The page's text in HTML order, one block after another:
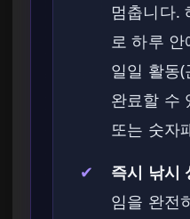
멈춥니다.
로 하루 안
일일 활동
완료할 수
또는 숫자
✔
즉시 낚시
임을 완전